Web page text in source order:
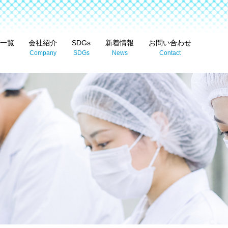
覧 会社紹介
Company
SDGs
SDGs
新着情報
News
お問い合わせ
Contact